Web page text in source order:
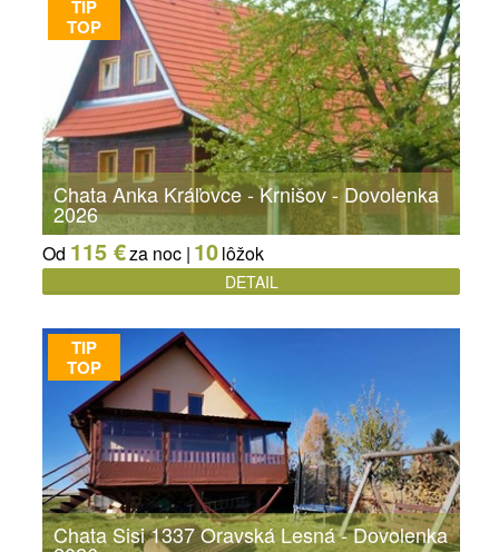
TIP
TOP
Chata Anka Kráľovce - Krnišov - Dovolenka
2026
Od 115 €za noc | 10lôžok
DETAIL
TIP
TOP
Chata Sisi 1337 Oravská Lesná - Dovolenka